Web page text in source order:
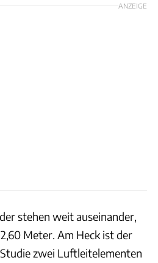
ANZEIGE
stehen weit auseinander,
Meter. Am Heck ist der
zwei Luftleitelementen